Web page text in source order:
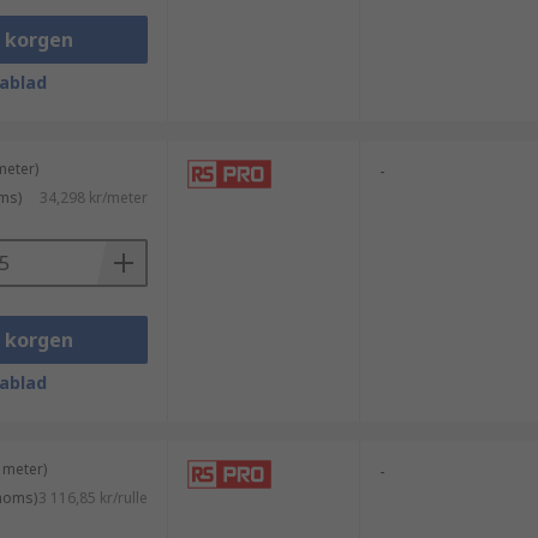
korgen
34,298 kr/meter
korgen
-
3 116,85 kr/rulle
-